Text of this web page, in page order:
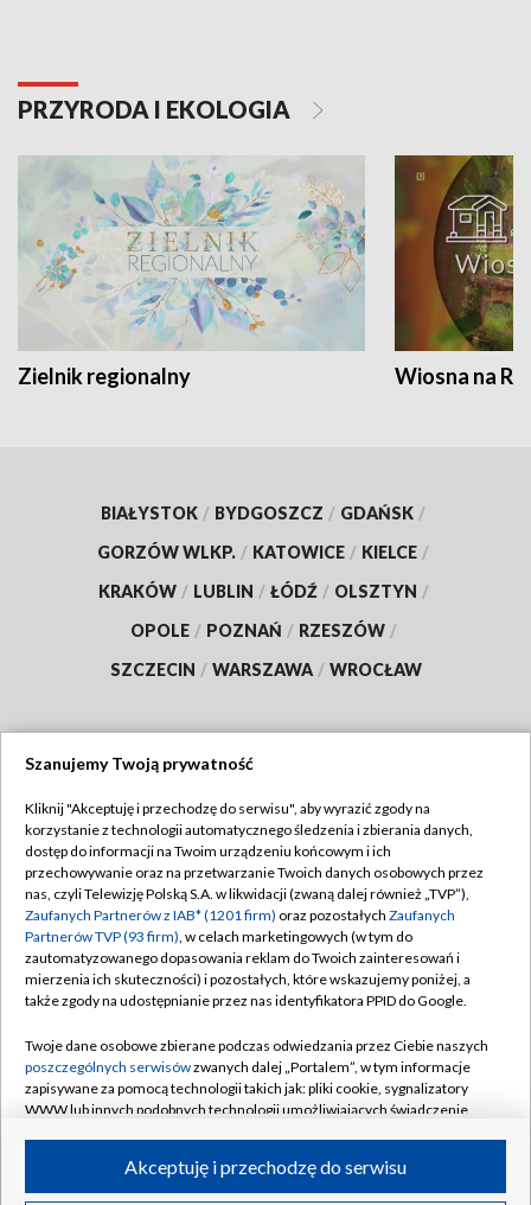
PRZYRODA I EKOLOGIA
Zielnik regionalny Wiosna na
BIAŁYSTOK / BYDGOSZCZ / GDAŃSK /
GORZÓW WLKP. / KATOWICE / KIELCE /
KRAKÓW / LUBLIN / ŁÓDŹ / OLSZTYN /
OPOLE / POZNAŃ / RZESZÓW /
SZCZECIN / WARSZAWA / WROCŁAW
TVP
Abonament TVP
Emisja w TVP
Centrum informacji TVP
Naziemna Telewizja Cyfrowa
Rada Programowa
System NOS
Informacje o nadawcy
Program dla prasy
Regulamin TVP
Polityka prywatności
Moje zgody
Pomoc
Kontakt
Kanały
Szanujemy Twoją prywatność
Kliknij "Akceptuję i przechodzę do serwisu", aby wyrazić zgody na
korzystanie z technologii automatycznego śledzenia i zbierania danych,
dostęp do informacji na Twoim urządzeniu końcowym i ich
przechowywanie oraz na przetwarzanie Twoich danych osobowych przez
nas, czyli Telewizję Polską S.A. w likwidacji (zwaną dalej również „TVP”),
Zaufanych Partnerów z IAB* (1201 firm) oraz pozostałych Zaufanych
Partnerów TVP (93 firm), w celach marketingowych (w tym do
zautomatyzowanego dopasowania reklam do Twoich zainteresowań i
mierzenia ich skuteczności) i pozostałych, które wskazujemy poniżej, a
także zgody na udostępnianie przez nas identyfikatora PPID do Google.
Twoje dane osobowe zbierane podczas odwiedzania przez Ciebie naszych
poszczególnych serwisówzwanych dalej „Portalem”, w tym informacje
zapisywane za pomocą technologii takich jak: pliki cookie, sygnalizatory
WWW lub innych podobnych technologii umożliwiających świadczenie
ruchu w Internecie.Akceptuję i przechodzę do serwisu